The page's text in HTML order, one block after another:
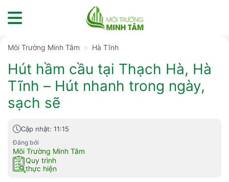
to
Môi Trường Minh Tâm » Hà Tĩnh
Hút hầm cầu tại Thạch Hà, Hà
Tĩnh – Hút nhanh trong ngày,
sạch sẽ
Cập nhật: 11:15
Đăng bởi
Môi Trường Minh Tâm
Quy trình
thực hiện